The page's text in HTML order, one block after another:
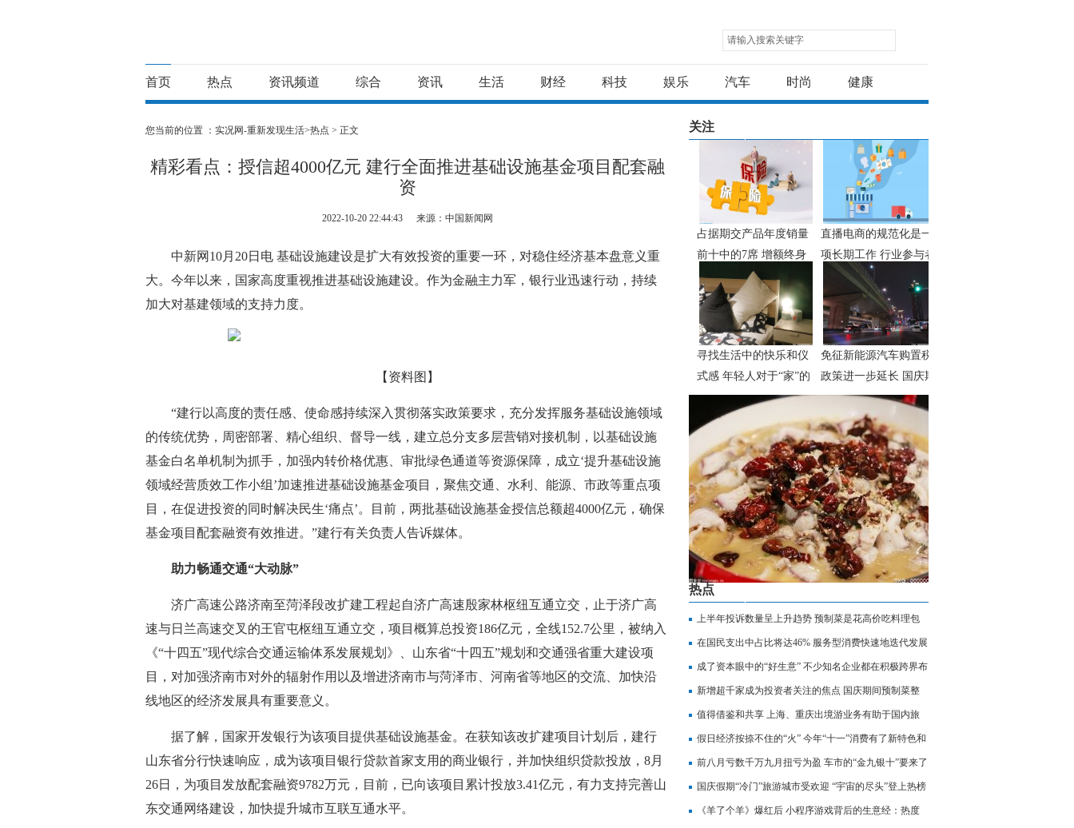
请输入搜索关键字
首页 热点 资讯频道 综合 资讯 生活 财经 科技 娱乐 汽车 时尚 健康
您当前的位置 ： 实况网-重新发现生活>热点 > 正文
精彩看点：授信超4000亿元 建行全面推进基础设施基金项目配套融
资
2022-10-20 22:44:43 来源：中国新闻网
中新网10月20日电 基础设施建设是扩大有效投资的重要一环，对稳住经济基本盘意义重
大。今年以来，国家高度重视推进基础设施建设。作为金融主力军，银行业迅速行动，持续
加大对基建领域的支持力度。
【资料图】
“建行以高度的责任感、使命感持续深入贯彻落实政策要求，充分发挥服务基础设施领域
的传统优势，周密部署、精心组织、督导一线，建立总分支多层营销对接机制，以基础设施
基金白名单机制为抓手，加强内转价格优惠、审批绿色通道等资源保障，成立‘提升基础设施
领域经营质效工作小组’加速推进基础设施基金项目，聚焦交通、水利、能源、市政等重点项
目，在促进投资的同时解决民生‘痛点’。目前，两批基础设施基金授信总额超4000亿元，确保
基金项目配套融资有效推进。”建行有关负责人告诉媒体。
助力畅通交通“大动脉”
济广高速公路济南至菏泽段改扩建工程起自济广高速殷家林枢纽互通立交，止于济广高
速与日兰高速交叉的王官屯枢纽互通立交，项目概算总投资186亿元，全线152.7公里，被纳入
《“十四五”现代综合交通运输体系发展规划》、山东省“十四五”规划和交通强省重大建设项
目，对加强济南市对外的辐射作用以及增进济南市与菏泽市、河南省等地区的交流、加快沿
线地区的经济发展具有重要意义。
据了解，国家开发银行为该项目提供基础设施基金。在获知该改扩建项目计划后，建行
山东省分行快速响应，成为该项目银行贷款首家支用的商业银行，并加快组织贷款投放，8月
26日，为项目发放配套融资9782万元，目前，已向该项目累计投放3.41亿元，有力支持完善山
东交通网络建设，加快提升城市互联互通水平。
关注
占据期交产品年度销量
前十中的7席 增额终身
寿险逐渐火爆微信朋友
圈
直播电商的规范化是一
项长期工作 行业参与者
应外部监管和内部自律
二元并重
寻找生活中的快乐和仪
式感 年轻人对于“家”的
装点原则是享受当下
免征新能源汽车购置税
政策进一步延长 国庆期
间不少地区车市因此升
温
热点
上半年投诉数量呈上升趋势 预制菜是花高价吃料理包
吗？
在国民支出中占比将达46% 服务型消费快速地迭代发展
持续焕发生命力
成了资本眼中的“好生意” 不少知名企业都在积极跨界布
局咖啡赛道
新增超千家成为投资者关注的焦点 国庆期间预制菜整
体销量较去年大为增加
值得借鉴和共享 上海、重庆出境游业务有助于国内旅
游业进一步走向世界
假日经济按捺不住的“火” 今年“十一”消费有了新特色和
新亮点
前八月亏数千万九月扭亏为盈 车市的“金九银十”要来了
吗？
国庆假期“冷门”旅游城市受欢迎 “宇宙的尽头”登上热榜
《羊了个羊》爆红后 小程序游戏背后的生意经：热度